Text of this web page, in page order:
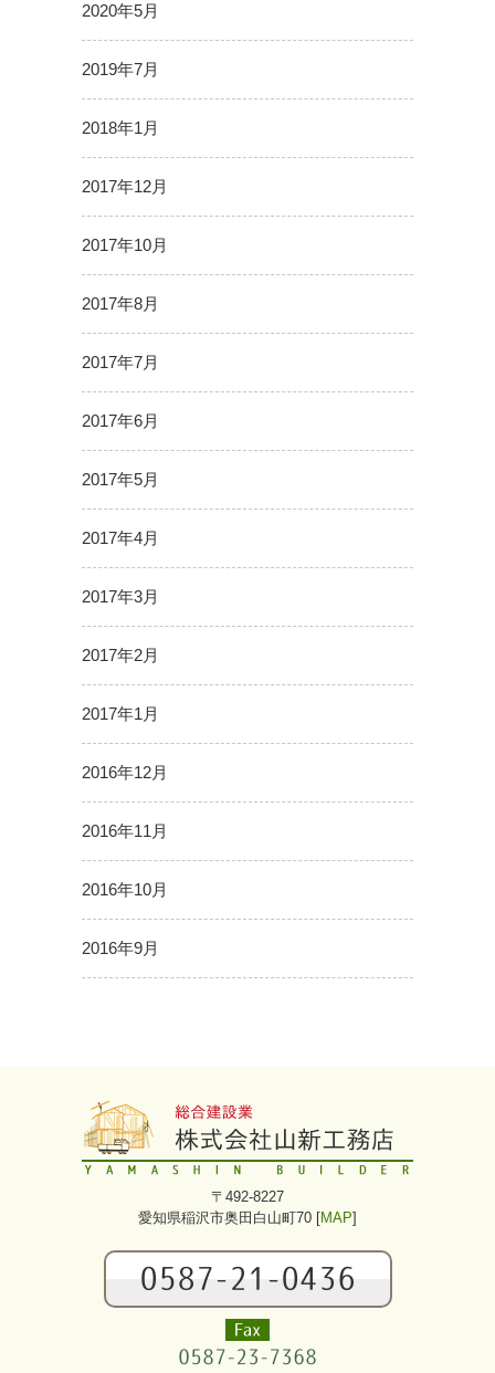
2020年5月
2019年7月
2018年1月
2017年12月
2017年10月
2017年8月
2017年7月
2017年6月
2017年5月
2017年4月
2017年3月
2017年2月
2017年1月
2016年12月
2016年11月
2016年10月
2016年9月
〒492-8227
愛知県稲沢市奥田白山町70 [MAP]
0587-21-0436
Fax
0587-23-7368